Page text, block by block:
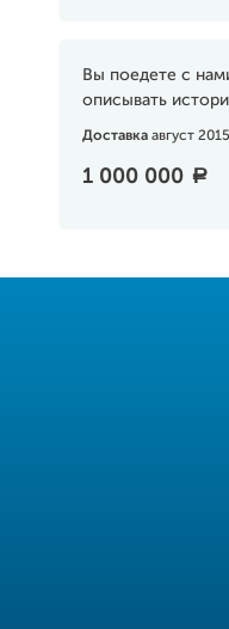
Вы поедете с
описывать
Доставка август
1 000 000 a